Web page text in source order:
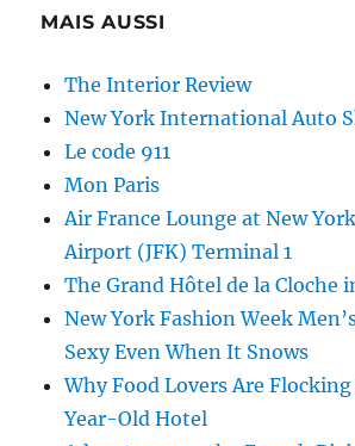
MAIS AUSSI
The Interior Review
New York International Auto
Le code 911
Mon Paris
Air France Lounge at New
Airport (JFK) Terminal 1
The Grand Hôtel de la Cloche
New York Fashion Week
Sexy Even When It Snows
Why Food Lovers Are
Year-Old Hotel